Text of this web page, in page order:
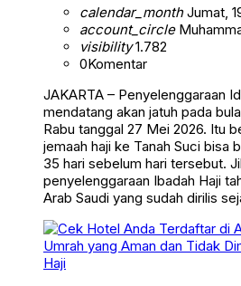
calendar_monthJumat,
account_circle
visibility1.782
0Komentar
JAKARTA – Penyelenggaraan
mendatang akan jatuh pada
Rabu tanggal 27 Mei 2026. Itu
jemaah haji ke Tanah Suci bisa
35 hari sebelum hari tersebut.
penyelenggaraan Ibadah Haji
Arab Saudi yang sudah dirilis
Haji